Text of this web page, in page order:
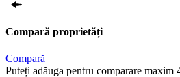
Compară proprietăți
Compară
Puteți adăuga pentru comparare